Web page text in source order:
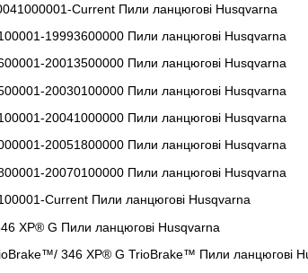
Current Пили ланцюгові Husqvarna
19993600000 Пили ланцюгові Husqvarna
20013500000 Пили ланцюгові Husqvarna
20030100000 Пили ланцюгові Husqvarna
20041000000 Пили ланцюгові Husqvarna
20051800000 Пили ланцюгові Husqvarna
20070100000 Пили ланцюгові Husqvarna
Current Пили ланцюгові Husqvarna
XP® G Пили ланцюгові Husqvarna
346 XP® G TrioBrake™ Пили ланцюгові